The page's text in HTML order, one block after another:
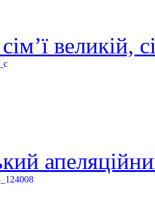
великій,